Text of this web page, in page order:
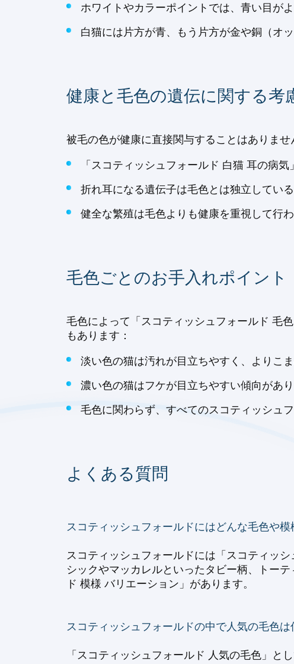
ホワイトやカラーポイントでは、青い目が
白猫には片方が青、もう片方が金や銅（オ
健康と毛色の遺伝に関する考
被毛の色が健康に直接関与することはありま
「スコティッシュフォールド 白猫 耳の病
折れ耳になる遺伝子は毛色とは独立してい
健全な繁殖は毛色よりも健康を重視して行
毛色ごとのお手入れポイント
毛色によって「スコティッシュフォールド 毛
もあります：
淡い色の猫は汚れが目立ちやすく、よりこ
濃い色の猫はフケが目立ちやすい傾向があ
毛色に関わらず、すべてのスコティッシュ
よくある質問
スコティッシュフォールドにはどんな毛色や模
スコティッシュフォールドには「スコティッ
シックやマッカレルといったタビー柄、トー
ド 模様 バリエーション」があります。
スコティッシュフォールドの中で人気の毛色は
「スコティッシュフォールド 人気の毛色」と